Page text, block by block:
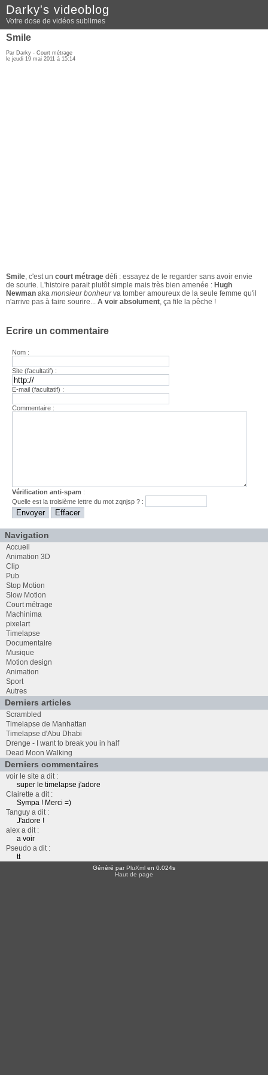
Darky's videoblog
Votre dose de vidéos sublimes
Smile
Par Darky - Court métrage
le jeudi 19 mai 2011 à 15:14
Smile, c'est un court métrage défi : essayez de le regarder sans avoir envie
de sourie. L'histoire parait plutôt simple mais très bien amenée : Hugh
Newman aka monsieur bonheurva tomber amoureux de la seule femme qu'il
n'arrive pas à faire sourire... A voir absolument, ça file la pêche !
Ecrire un commentaire
Nom :
Site (facultatif) :
E-mail (facultatif) :
Commentaire :
Vérification anti-spam :
Quelle est latroisième lettre du motzqnjsp ? :
Navigation
Accueil
Animation 3D
Clip
Pub
Stop Motion
Slow Motion
Court métrage
Machinima
pixelart
Timelapse
Documentaire
Musique
Motion design
Animation
Sport
Autres
Derniers articles
Scrambled
Timelapse de Manhattan
Timelapse d'Abu Dhabi
Drenge - I want to break you in half
Dead Moon Walking
Derniers commentaires
voir le site a dit :
super le timelapse j'adore
Clairette a dit :
Sympa ! Merci =)
Tanguy a dit :
J'adore !
alex a dit :
a voir
Pseudo a dit :
tt
Généré parPluXml en 0.024s
Haut de page